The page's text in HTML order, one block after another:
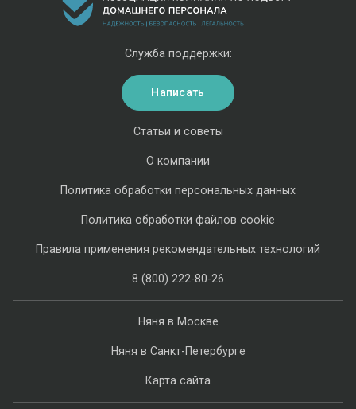
Няня в Москве
Няня в Санкт-Петербурге
Карта сайта
Статьи и советы
О компании
Политика обработки персональных данных
Политика обработки файлов cookie
Правила применения рекомендательных технологий
8 (800) 222-80-26
Служба поддержки:
Написать